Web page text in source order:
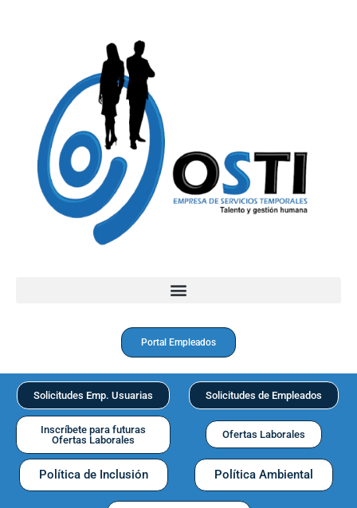
Portal Empleados
Solicitudes Emp. Usuarias Solicitudes de Empleados
Inscríbete para futuras
Ofertas Laborales
Ofertas Laborales
Política de Inclusión Política Ambiental